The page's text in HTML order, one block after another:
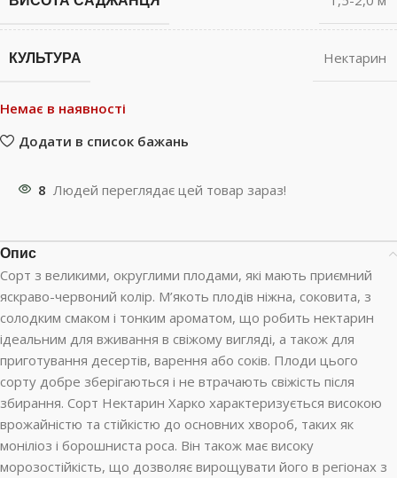
КУЛЬТУРА Нектарин
Немає в наявності
Додати в список бажань
8 Людей переглядає цей товар зараз!
Опис
Сорт з великими, округлими плодами, які мають приємний
яскраво-червоний колір. М’якоть плодів ніжна, соковита, з
солодким смаком і тонким ароматом, що робить нектарин
ідеальним для вживання в свіжому вигляді, а також для
приготування десертів, варення або соків. Плоди цього
сорту добре зберігаються і не втрачають свіжість після
збирання. Сорт Нектарин Харко характеризується високою
врожайністю та стійкістю до основних хвороб, таких як
моніліоз і борошниста роса. Він також має високу
морозостійкість, що дозволяє вирощувати його в регіонах з